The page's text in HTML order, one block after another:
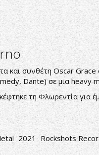
και συνθέτη Oscar
Dante) σε μια heavy
τη Φλωρεντία
2021 Rockshots